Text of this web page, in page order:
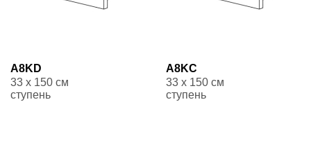
A8KD
33 x 150 см
ступень
A8KC
33 x 150 см
ступень